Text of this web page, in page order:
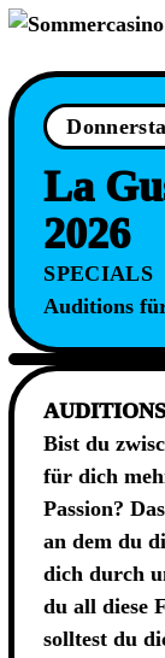
Skip
content
La
2026
SPECIALS
Auditions
Bist du
für dich
Passion?
an dem du
dich durch
du all diese
solltest du